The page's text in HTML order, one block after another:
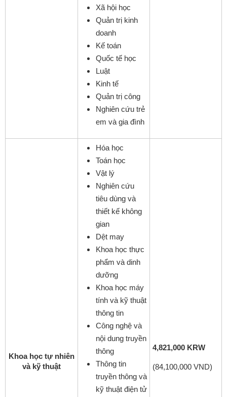
Xã hội học
Quản trị kinh
doanh
Kế toán
Quốc tế học
Luật
Kinh tế
Quản trị công
Nghiên cứu trẻ
em và gia đình
Khoa học tự nhiên
và kỹ thuật
Hóa học
Toán học
Vật lý
Nghiên cứu
tiêu dùng và
thiết kế không
gian
Dệt may
Khoa học thực
phẩm và dinh
dưỡng
Khoa học máy
tính và kỹ thuật
thông tin
Công nghệ và
nội dung truyền
thông
Thông tin
truyền thông và
kỹ thuật điện tử
4,821,000 KRW
(84,100,000 VND)